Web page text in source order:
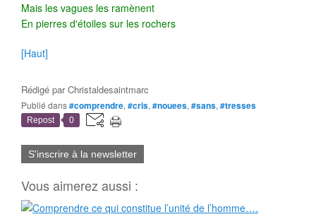
Mais les vagues les ramènent
En pierres d'étoiles sur les rochers
[Haut]
Rédigé parChristaldesaintmarc
Publié dans#comprendre, #cris, #nouees, #sans, #tresses
Repost 0
S'inscrire à la newsletter
Vous aimerez aussi :